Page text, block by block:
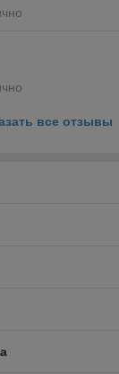
все отзывы